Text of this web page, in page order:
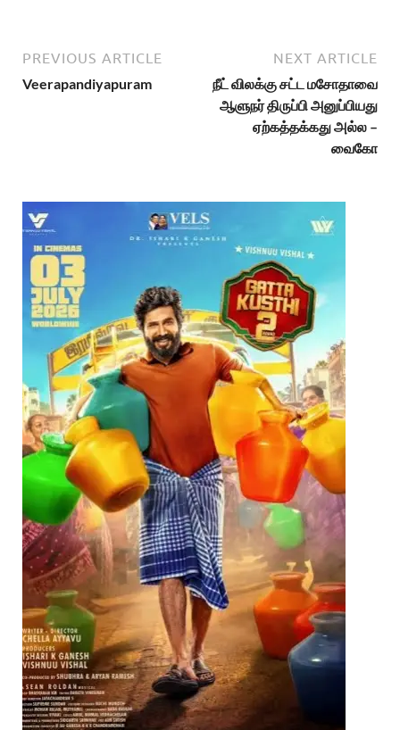
PREVIOUS ARTICLE
Veerapandiyapuram
NEXT ARTICLE
நீட் விலக்கு சட்ட மசோதாவை
ஆளுநர் திருப்பி அனுப்பியது
ஏற்கத்தக்கது அல்ல –
வைகோ